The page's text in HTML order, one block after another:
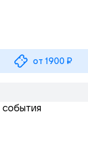
от 1900 ₽